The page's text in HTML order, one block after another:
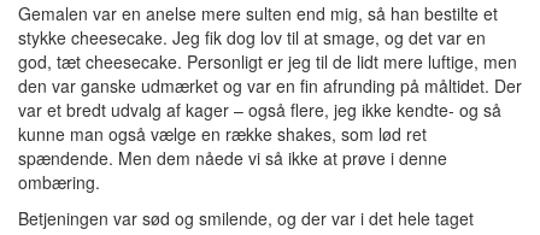
Gemalen var en anelse mere sulten end mig, så han bestilte et
stykke cheesecake. Jeg fik dog lov til at smage, og det var en
god, tæt cheesecake. Personligt er jeg til de lidt mere luftige, men
den var ganske udmærket og var en fin afrunding på måltidet. Der
var et bredt udvalg af kager – også flere, jeg ikke kendte- og så
kunne man også vælge en række shakes, som lød ret
spændende. Men dem nåede vi så ikke at prøve i denne
ombæring.
Betjeningen var sød og smilende, og der var i det hele taget